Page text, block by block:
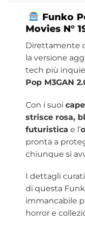
Funko
MoviesN°
Direttamente
la versione
tech più
Pop M3GAN
Con i suoi
strisce rosa,
futuristica e l’
pronta a
chiunque si
I dettagli
di questa
immancabile
horror e